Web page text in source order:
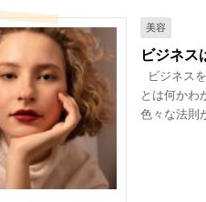
美容
ビジネス
ビジネス
とは何かわ
色々な法則